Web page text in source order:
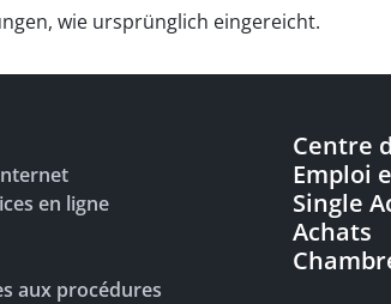
wie ursprünglich eingereicht.
en ligne
aux procédures
Centre
Emploi
Single
Achats